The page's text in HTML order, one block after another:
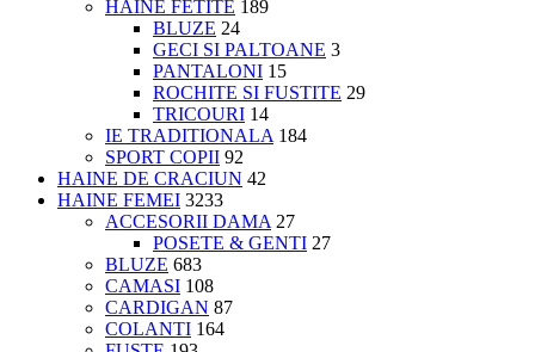
HAINE FETITE 189
BLUZE 24
GECI SI PALTOANE 3
PANTALONI 15
ROCHITE SI FUSTITE 29
TRICOURI 14
IE TRADITIONALA 184
SPORT COPII 92
HAINE DE CRACIUN 42
HAINE FEMEI 3233
ACCESORII DAMA 27
POSETE & GENTI 27
BLUZE 683
CAMASI 108
CARDIGAN 87
COLANTI 164